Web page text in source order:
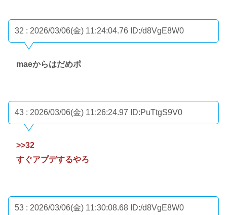
32 : 2026/03/06(金) 11:24:04.76 ID:/d8VgE8W0
maeからはだめポ
43 : 2026/03/06(金) 11:26:24.97 ID:PuTtgS9V0
>>32
すぐアプデするやろ
53 : 2026/03/06(金) 11:30:08.68 ID:/d8VgE8W0